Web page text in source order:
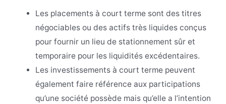
Les placements à court terme sont des titres
négociables ou des actifs très liquides conçus
pour fournir un lieu de stationnement sûr et
temporaire pour les liquidités excédentaires.
Les investissements à court terme peuvent
également faire référence aux participations
qu’une société possède mais qu’elle a l’intention